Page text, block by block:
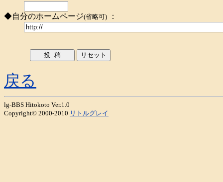
◆自分のホームページ(省略可) ：
戻る
lg-BBS Hitokoto Ver.1.0
Copyright© 2000-2010 リトルグレイ